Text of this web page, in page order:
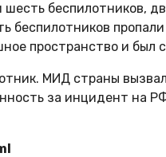
беспилотников,
беспилотников
пространство и был
МИД страны
за инцидент на